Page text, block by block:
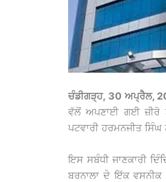
ਚੰਡੀਗੜ੍ਹ, 30 ਅਪ੍ਰੈਲ,
ਵੱਲੋਂ ਅਪਣਾਈ ਗਈ ਜ਼ੀਰੋ
ਪਟਵਾਰੀ ਹਰਮਨਜੀਤ
ਇਸ ਸਬੰਧੀ ਜਾਣਕਾਰੀ
ਬਰਨਾਲਾ ਦੇ ਇੱਕ